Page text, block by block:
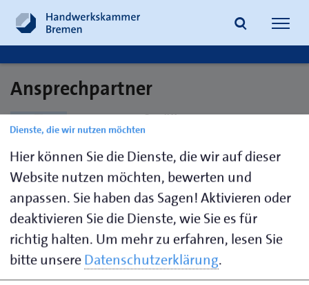
Suche
Ansprechpartner
Katrin Roßmüller
Seite empfehlen
Seite drucken
Dienste, die wir nutzen möchten
Hier können Sie die Dienste, die wir auf dieser
Website nutzen möchten, bewerten und
anpassen. Sie haben das Sagen! Aktivieren oder
deaktivieren Sie die Dienste, wie Sie es für
richtig halten. Um mehr zu erfahren, lesen Sie
bitte unsereDatenschutzerklärung.